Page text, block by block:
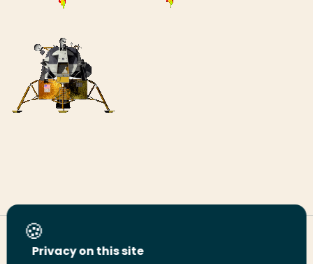
Deel deze pagina
Privacy on this site